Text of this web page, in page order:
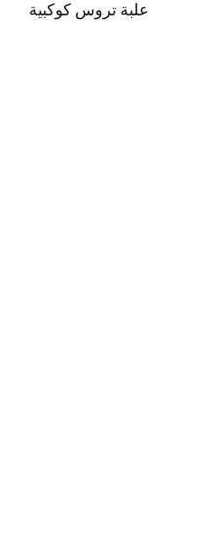
علبة تروس كوكبية